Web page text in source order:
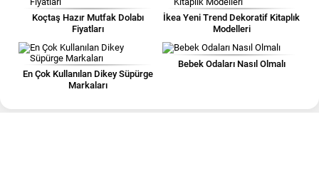
Koçtaş Hazır Mutfak Dolabı
Fiyatları
İkea Yeni Trend Dekoratif Kitaplık
Modelleri
En Çok Kullanılan Dikey Süpürge
Markaları
Bebek Odaları Nasıl Olmalı